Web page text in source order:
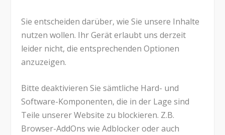
Sie entscheiden darüber, wie Sie unsere Inhalte
nutzen wollen. Ihr Gerät erlaubt uns derzeit
leider nicht, die entsprechenden Optionen
anzuzeigen.
Bitte deaktivieren Sie sämtliche Hard- und
Software-Komponenten, die in der Lage sind
Teile unserer Website zu blockieren. Z.B.
Browser-AddOns wie Adblocker oder auch